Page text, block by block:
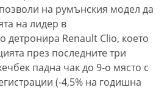
на румънския модел да
на лидер в
детронира Renault Clio, което
през последните три
падна чак до 9-о място с
(-4,5% на годишна